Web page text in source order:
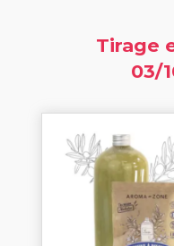
Tirage
03/